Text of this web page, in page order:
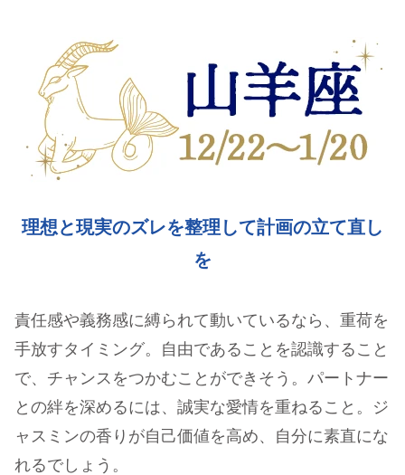
理想と現実のズレを整理して計画の立て直し
を
責任感や義務感に縛られて動いているなら、重荷を
手放すタイミング。自由であることを認識すること
で、チャンスをつかむことができそう。パートナー
との絆を深めるには、誠実な愛情を重ねること。ジ
ャスミンの香りが自己価値を高め、自分に素直にな
れるでしょう。